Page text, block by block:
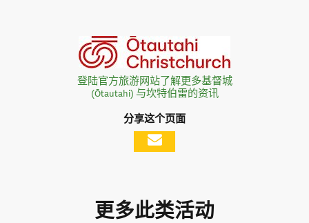
登陆官方旅游网站了解更多基督城
(Ōtautahi) 与坎特伯雷的资讯
分享这个页面
更多此类活动